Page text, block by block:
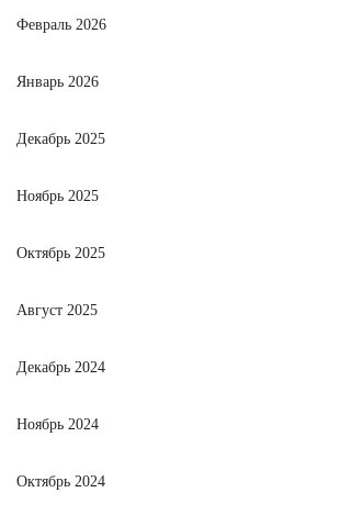
Февраль 2026
Январь 2026
Декабрь 2025
Ноябрь 2025
Октябрь 2025
Август 2025
Декабрь 2024
Ноябрь 2024
Октябрь 2024